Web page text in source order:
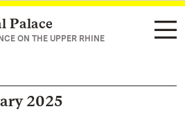
Palace
ON THE UPPER RHINE
2025